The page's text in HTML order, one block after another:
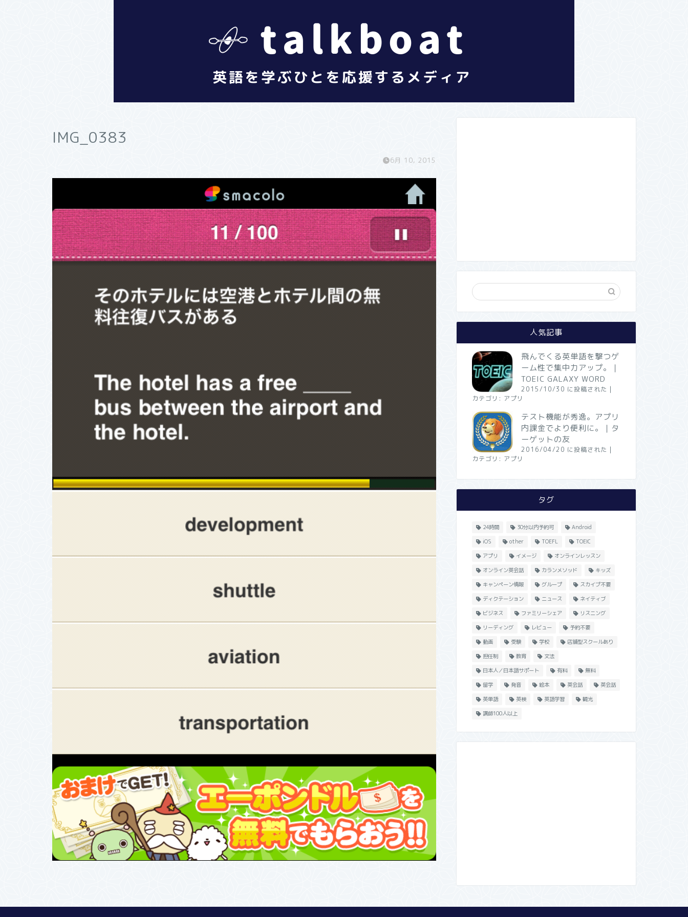
IMG_0383
6月 10, 2015
人気記事
飛んでくる英単語を撃つゲ
ーム性で集中力アップ。｜
TOEIC GALAXY WORD
2015/10/30 に投稿された |
カテゴリ: アプリ
テスト機能が秀逸。アプリ
内課金でより便利に。｜タ
ーゲットの友
2016/04/20 に投稿された |
カテゴリ: アプリ
タグ
24時間 30分以内予約可
Android
iOS
other TOEFL
TOEIC
アプリ
イメージ
オンラインレッスン
オンライン英会話
カランメソッド
キッズ
キャンペーン情報
グループ
スカイプ不要
ディクテーション
ニュース
ネイティブ
ビジネス
ファミリーシェア
リスニング
リーディング
レビュー
予約不要
動画
受験 学校
店舗型スクールあり
担任制
教育
文法
日本人／日本語サポート
有料
無料
留学
発音 絵本 英会話
英会話
英単語
英検 英語学習
観光
講師100人以上